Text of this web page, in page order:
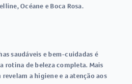
Océane e Boca Rosa.
saudáveis e bem-cuidadas é
rotina de beleza completa. Mais
a higiene e a atenção aos